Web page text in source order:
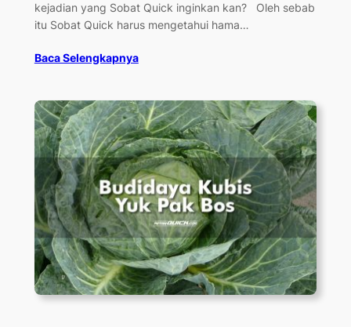
kejadian yang Sobat Quick inginkan kan? Oleh sebab
itu Sobat Quick harus mengetahui hama…
Baca Selengkapnya